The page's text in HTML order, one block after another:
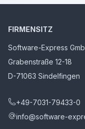
FIRMENSITZ
Software-Express
Grabenstraße 12-18
D-71063 Sindelfingen
+49-7031-79433-0
info@software-